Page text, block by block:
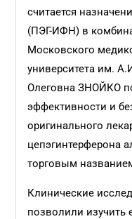
считается
(ПЭГ-ИФН) в
Московского
университета им.
Олеговна ЗНОЙКО
эффективности и
оригинального
цепэгинтерферона
торговым
Клинические
позволили изучить